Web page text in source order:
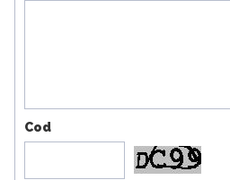
Cod